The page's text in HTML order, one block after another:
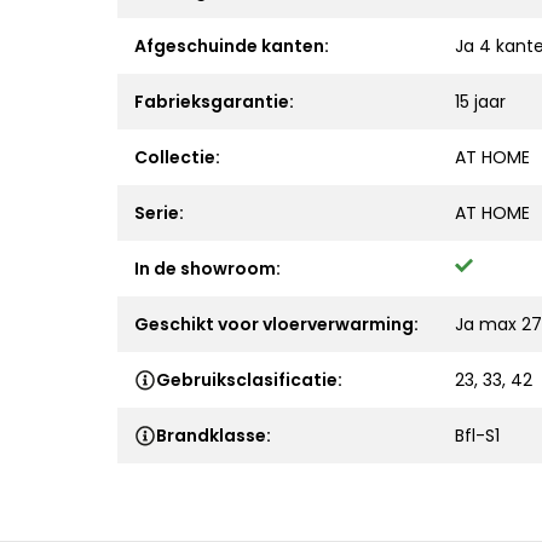
Afgeschuinde kanten: Ja 4
Fabrieksgarantie: 15 jaar
Collectie: AT HOME
Serie: AT HOME
In de showroom:
Geschikt voor vloerverwarming: Ja max
Gebruiksclasificatie: 23, 33, 42
Brandklasse: Bfl-S1